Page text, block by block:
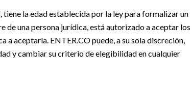
tiene la edad establecida por la ley para formalizar un
de una persona jurídica, está autorizado a aceptar los
a aceptarla. ENTER.CO puede, a su sola discreción,
y cambiar su criterio de elegibilidad en cualquier